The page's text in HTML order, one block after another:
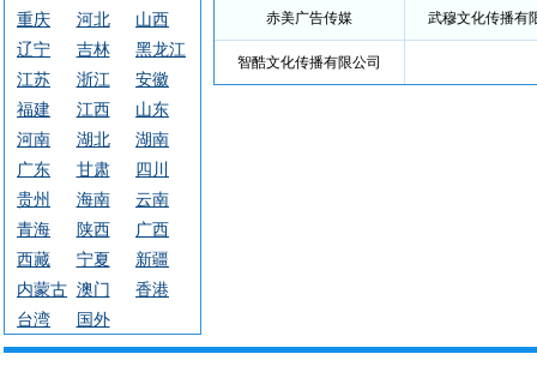
重庆
河北
山西
辽宁
吉林
黑龙江
江苏
浙江
安徽
福建
江西
山东
河南
湖北
湖南
广东
甘肃
四川
贵州
海南
云南
青海
陕西
广西
西藏
宁夏
新疆
内蒙古 澳门
香港
台湾
国外
赤美广告传媒 武穆文化传播有
智酷文化传播有限公司